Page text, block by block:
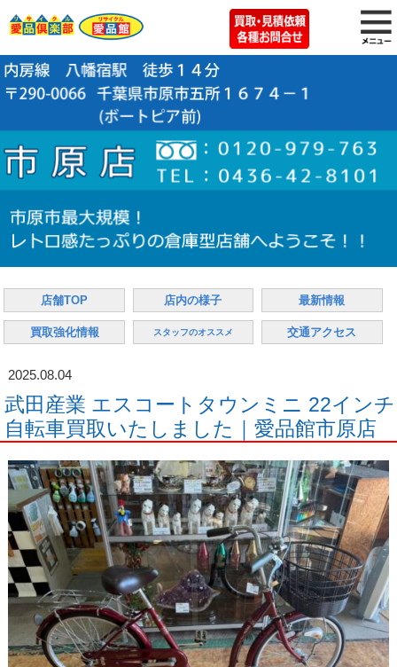
店舗TOP 店内の様子 最新情報
買取強化情報 スタッフのオススメ 交通アクセス
2025.08.04
武田産業 エスコートタウンミニ 22インチ
自転車買取いたしました｜愛品館市原店